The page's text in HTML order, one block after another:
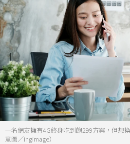
一名網友擁有4G終身吃到飽299方案，但想
意圖／ingimage）